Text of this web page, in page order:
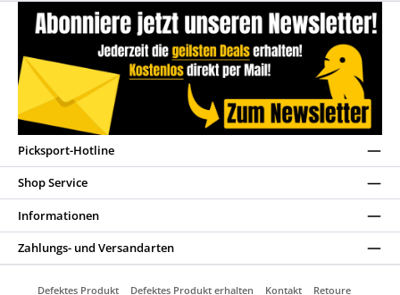
Picksport-Hotline
Shop Service
Informationen
Zahlungs- und Versandarten
Defektes Produkt Defektes Produkt erhalten Kontakt Retoure